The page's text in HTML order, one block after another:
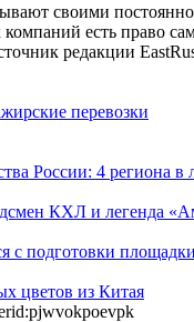
своими
есть право
редакции
перевозки
России: 4 региона в
КХЛ и легенда
с подготовки
цветов из Китая